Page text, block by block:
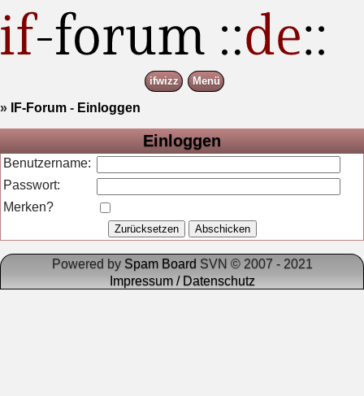
ifwizz Menü
» IF-Forum - Einloggen
Einloggen
Benutzername:
Passwort:
Merken?
Powered by Spam Board SVN © 2007 - 2021
Impressum / Datenschutz